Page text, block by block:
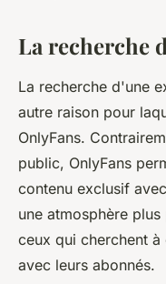
La recherche
La recherche d'une
autre raison pour
OnlyFans.
public, OnlyFans
contenu exclusif
une atmosphère
ceux qui cherchent
avec leurs abonnés.